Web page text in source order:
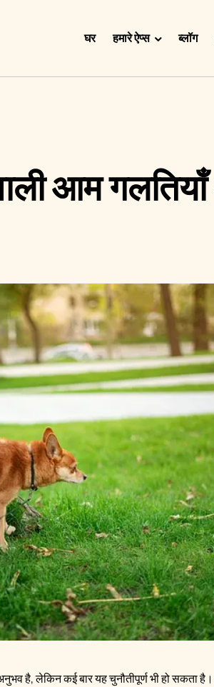
घर हमारे ऐप्स
Kid Hop
Fever Whiz
ब्लॉग
आम
है, लेकिन कई बार यह चुनौतीपूर्ण भी हो सकता